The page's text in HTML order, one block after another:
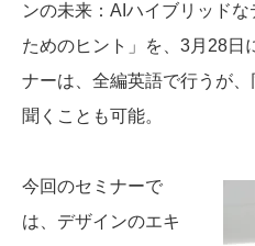
ンの未来：AIハイブリッド
ためのヒント」を、3月28日
ナーは、全編英語で行うが
聞くことも可能。
今回のセミナーで
は、デザインのエキ